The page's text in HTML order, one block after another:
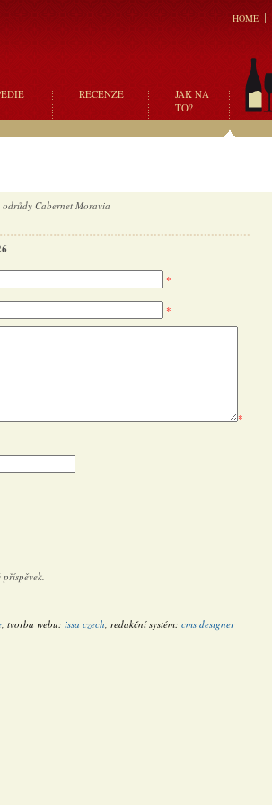
HOME
RECENZE
JAK NA
TO?
Cabernet Moravia
*
*
*
, tvorba webu: issa czech, redakční systém: cms designer